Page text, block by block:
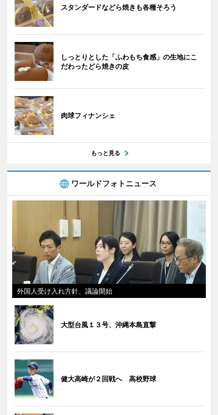
スタンダードなどら焼きも各種そろう
しっとりとした「ふわもち食感」の生地にこ
だわったどら焼きの皮
肉球フィナンシェ
もっと見る
ワールドフォトニュース
外国人受け入れ方針、議論開始
大型台風１３号、沖縄本島直撃
健大高崎が２回戦へ 高校野球